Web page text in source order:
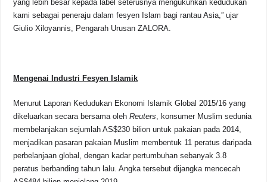
yang lebih besar kepada label seterusnya mengukuhkan kedudukan
kami sebagai peneraju dalam fesyen Islam bagi rantau Asia,” ujar
Giulio Xiloyannis, Pengarah Urusan ZALORA.
Mengenai Industri Fesyen Islamik
Menurut Laporan Kedudukan Ekonomi Islamik Global 2015/16 yang
dikeluarkan secara bersama olehReuters , konsumer Muslim sedunia
membelanjakan sejumlah AS$230 bilion untuk pakaian pada 2014,
menjadikan pasaran pakaian Muslim membentuk 11 peratus daripada
perbelanjaan global, dengan kadar pertumbuhan sebanyak 3.8
peratus berbanding tahun lalu. Angka tersebut dijangka mencecah